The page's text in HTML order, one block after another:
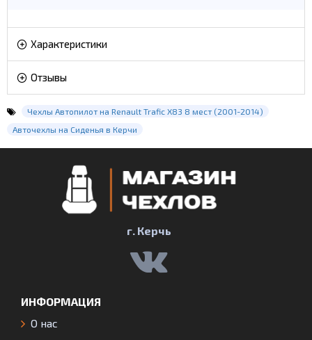
Характеристики
Отзывы
Чехлы Автопилот на Renault Trafic X83 8 мест (2001-2014)
Авточехлы на Сиденья в Керчи
г. Керчь
ИНФОРМАЦИЯ
О нас